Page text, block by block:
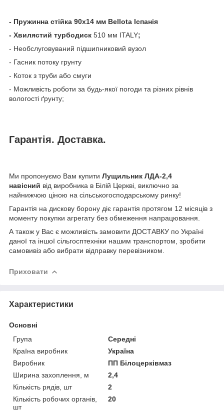
- Пружинна стійка 90х14 мм Bellota Іспанія
- Хвилястий турбодиск 510 мм ITALY;
- Необслуговуваний підшипниковий вузол
- Гасник потоку грунту
- Коток з труби або смуги
- Можливість роботи за будь-якої погоди та різних рівнів
вологості ґрунту;
Гарантія. Доставка.
Ми пропонуємо Вам купити Лущильник ЛДА-2,4
навісний від виробника в Білій Церкві, виключно за
найнижчою ціною на сільськогосподарському ринку!
Гарантія на дискову борону діє гарантія протягом 12 місяців з
моменту покупки агрегату без обмеження напрацювання.
А також у Вас є можливість замовити ДОСТАВКУ по Україні
даної та іншої сільгосптехніки нашим транспортом, зробити
самовивіз або вибрати відправку перевізником.
Приховати
Характеристики
Основні
Група
Середні
Країна виробник
Україна
Виробник
ПП Білоцерківмаз
Ширина захоплення, м
2,4
Кількість рядів, шт
2
Кількість робочих органів,
шт
20